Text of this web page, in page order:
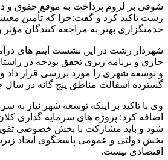
شوقی بر لزوم پرداخت به موقع حقوق و
رشت تاکید کرد و گفت:چرا که تأمین
خدمتگزاری بهتر به مراجعه کنندگان مؤثر
شهردار رشت در این نشست آیتم های
جاری و برنامه ریزی تحقق بودجه در
و توسعه شهری را مورد بررسی قرار
گسترده آسفالت مناطق پنج گانه در سال
وی با تاکید بر اینکه توسعه شهر نیاز به
اضافه کرد: پروژه های سرمایه گذاری
شود و باید مشارکت با بخش خصوصی
بخش دولتی و عمومی پاسخگوی ایجاد
اقتصادی نیست.